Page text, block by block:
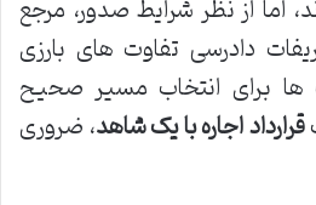
اما از نظر شرایط صدور، مرجع
دادرسی تفاوت های بارزی
ها برای انتخاب مسیر صحیح
قرارداد اجاره با یک شاهد، ضروری